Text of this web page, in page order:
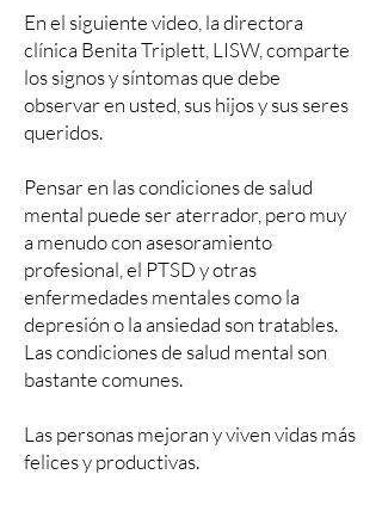
En el siguiente video, la directora
clínica Benita Triplett, LISW, comparte
los signos y síntomas que debe
observar en usted, sus hijos y sus seres
queridos.
Pensar en las condiciones de salud
mental puede ser aterrador, pero muy
a menudo con asesoramiento
profesional, el PTSD y otras
enfermedades mentales como la
depresión o la ansiedad son tratables.
Las condiciones de salud mental son
bastante comunes.
Las personas mejoran y viven vidas más
felices y productivas.